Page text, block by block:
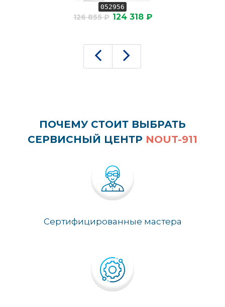
052956
126 855 ₽ 124 318 ₽
ПОЧЕМУ СТОИТ ВЫБРАТЬ
СЕРВИСНЫЙ ЦЕНТР NOUT-911
Сертифицированные мастера